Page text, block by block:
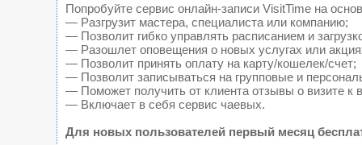
Попробуйте сервис онлайн-записи VisitTime на
— Разгрузит мастера, специалиста или компанию;
— Позволит гибко управлять расписанием и
— Разошлет оповещения о новых услугах или
— Позволит принять оплату на карту/кошелек/счет;
— Позволит записываться на групповые и
— Поможет получить от клиента отзывы о визите к
— Включает в себя сервис чаевых.
Для новых пользователей первый месяц